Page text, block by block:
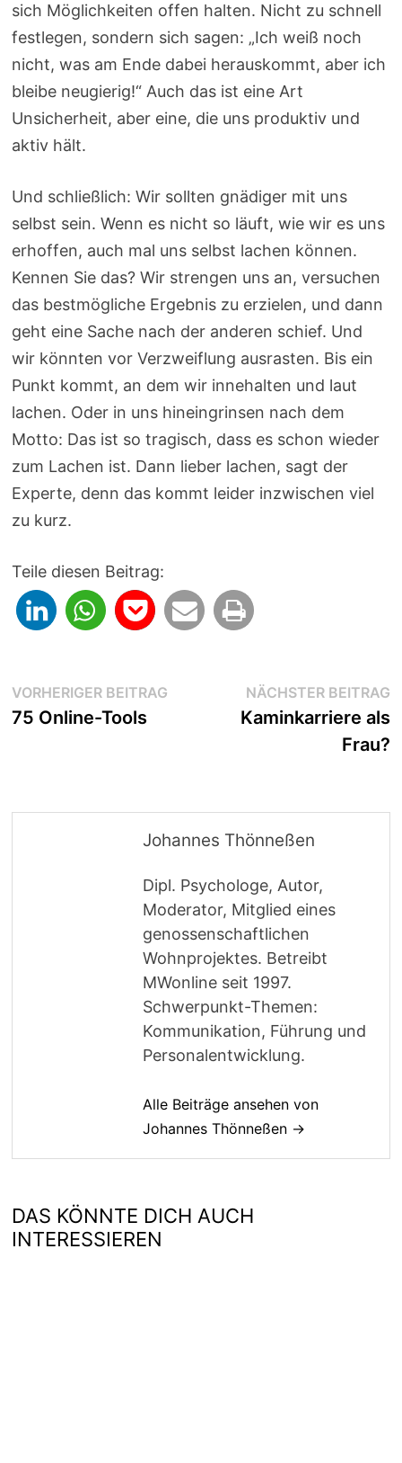
sich Möglichkeiten offen halten. Nicht zu schnell
festlegen, sondern sich sagen: „Ich weiß noch
nicht, was am Ende dabei herauskommt, aber ich
bleibe neugierig!“ Auch das ist eine Art
Unsicherheit, aber eine, die uns produktiv und
aktiv hält.
Und schließlich: Wir sollten gnädiger mit uns
selbst sein. Wenn es nicht so läuft, wie wir es uns
erhoffen, auch mal uns selbst lachen können.
Kennen Sie das? Wir strengen uns an, versuchen
das bestmögliche Ergebnis zu erzielen, und dann
geht eine Sache nach der anderen schief. Und
wir könnten vor Verzweiflung ausrasten. Bis ein
Punkt kommt, an dem wir innehalten und laut
lachen. Oder in uns hineingrinsen nach dem
Motto: Das ist so tragisch, dass es schon wieder
zum Lachen ist. Dann lieber lachen, sagt der
Experte, denn das kommt leider inzwischen viel
zu kurz.
Teile diesen Beitrag:
Beitragsnavigation
VORHERIGER BEITRAG Vorheriger
75 Online-Tools
NÄCHSTER BEITRAG
Kaminkarriere als
Frau?
Johannes Thönneßen
Dipl. Psychologe, Autor,
Moderator, Mitglied eines
genossenschaftlichen
Wohnprojektes. Betreibt
MWonline seit 1997.
Schwerpunkt-Themen:
Kommunikation, Führung und
Personalentwicklung.
Alle Beiträge ansehen von
Johannes Thönneßen →
DAS KÖNNTE DICH AUCH
INTERESSIEREN